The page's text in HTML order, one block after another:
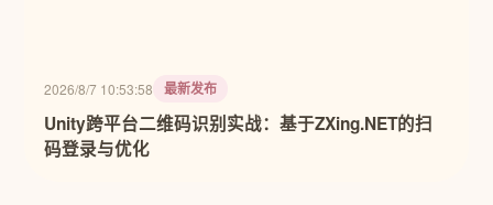
2026/8/7 10:53:58 最新发布
Unity跨平台二维码识别实战：基于ZXing.NET的扫
码登录与优化